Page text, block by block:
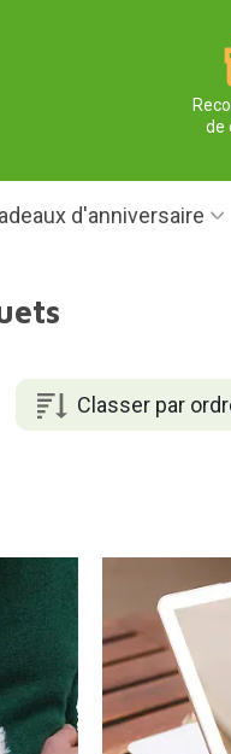
de
d'anniversaire
Classer par